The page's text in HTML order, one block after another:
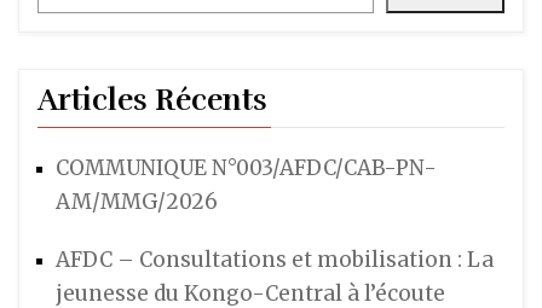
Articles Récents
COMMUNIQUE N°003/AFDC/CAB-PN-
AM/MMG/2026
AFDC – Consultations et mobilisation : La
jeunesse du Kongo-Central à l’écoute